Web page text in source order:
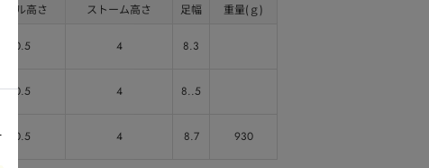
ヒール高さ ストーム高さ 足幅 重量(ｇ)
10.5 4 8.3
10.5 4 8..5
10.5 4 8.7 930